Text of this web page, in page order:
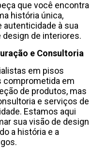
que você encontra
história única,
autenticidade à sua
de interiores.
e Consultoria
em pisos
comprometida em
de produtos, mas
e serviços de
Estamos aqui
sua visão de design
a história e a